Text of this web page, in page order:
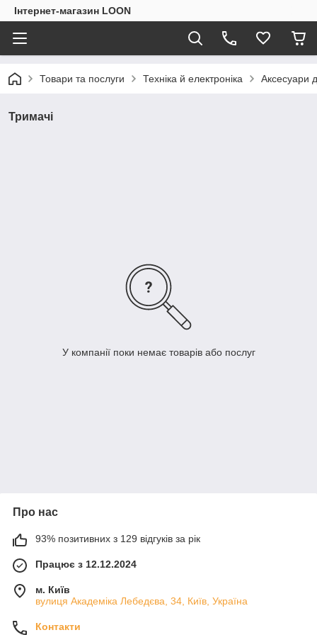
Інтернет-магазин LOON
Товари та послуги Техніка й електроніка Аксесуари
Тримачі
У компанії поки немає товарів або послуг
Про нас
93% позитивних з 129 відгуків за рік
Працює з 12.12.2024
м. Київ
вулиця Академіка Лебедєва, 34, Київ, Україна
Контакти